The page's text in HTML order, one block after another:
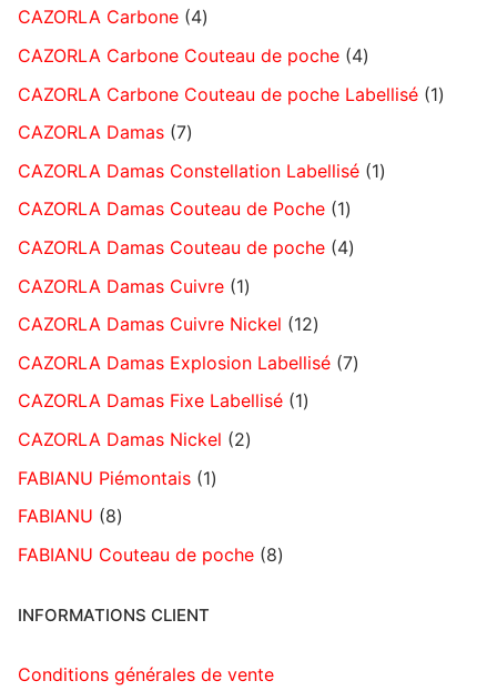
CAZORLA Carbone 4
CAZORLA Carbone Couteau de poche 4
CAZORLA Carbone Couteau de poche Labellisé 1
CAZORLA Damas 7
CAZORLA Damas Constellation Labellisé 1
CAZORLA Damas Couteau de Poche 1
CAZORLA Damas Couteau de poche 4
CAZORLA Damas Cuivre 1
CAZORLA Damas Cuivre Nickel
12
CAZORLA Damas Explosion Labellisé 7
CAZORLA Damas Fixe Labellisé 1
CAZORLA Damas Nickel
2
FABIANU Piémontais 1
FABIANU
8
FABIANU Couteau de poche 8
INFORMATIONS CLIENT
Conditions générales de vente